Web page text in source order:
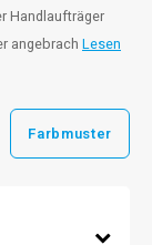
Handlaufträger
angebrach Lesen
Farbmuster